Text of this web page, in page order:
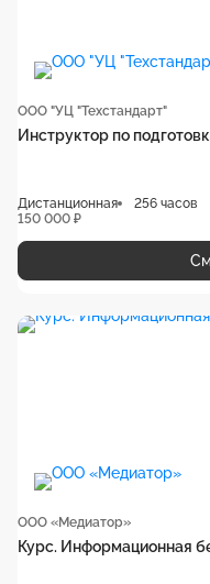
ООО "УЦ "Техстандарт"
Инструктор по
Дистанционная
256 часов
150 000 ₽
ООО «Медиатор»
Курс. Информационная